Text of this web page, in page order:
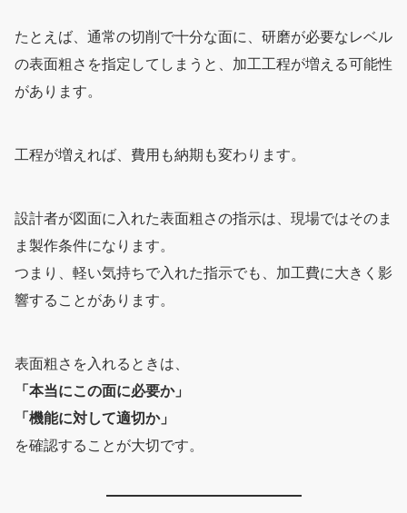
たとえば、通常の切削で十分な面に、研磨が必要なレベル
の表面粗さを指定してしまうと、加工工程が増える可能性
があります。
工程が増えれば、費用も納期も変わります。
設計者が図面に入れた表面粗さの指示は、現場ではそのま
ま製作条件になります。
つまり、軽い気持ちで入れた指示でも、加工費に大きく影
響することがあります。
表面粗さを入れるときは、
「本当にこの面に必要か」
「機能に対して適切か」
を確認することが大切です。